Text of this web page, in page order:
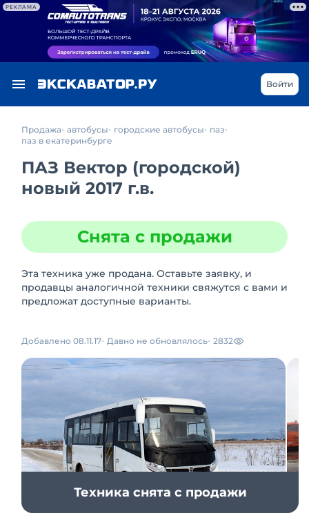
РЕКЛАМА
Войти
Продажа автобусы городские автобусы
паз
паз в екатеринбурге
ПАЗ Вектор (городской)
новый 2017 г.в.
Снята с продажи
Эта техника уже продана. Оставьте заявку, и
продавцы аналогичной техники свяжутся с вами и
предложат доступные варианты.
Добавлено 08.11.17 Давно не обновлялось 2832
Техника снята с продажи